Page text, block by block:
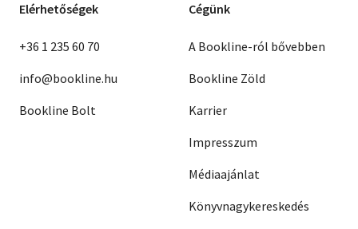
Elérhetőségek
+36 1 235 60 70
info@bookline.hu
Bookline Bolt
Cégünk
A Bookline-ról bővebben
Bookline Zöld
Karrier
Impresszum
Médiaajánlat
Könyvnagykereskedés